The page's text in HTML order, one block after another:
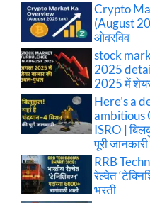
Crypto
(August
ओवरविव
stock
2025
2025 में
Here’s a
ambitious
ISRO |
पूरी
RRB
रेल्वेत
भरती